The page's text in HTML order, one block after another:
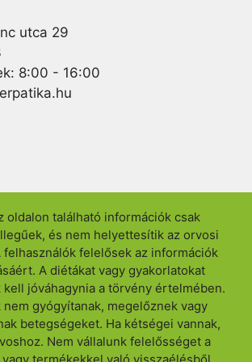
utca 29
8:00 - 16:00
oldalon található információk csak
és nem helyettesítik az orvosi
felhasználók felelősek az információk
A diétákat vagy gyakorlatokat
kell jóváhagynia a törvény értelmében.
gyógyítanak, megelőznek vagy
betegségeket. Ha kétségei vannak,
Nem vállalunk felelősséget a